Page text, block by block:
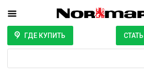
ГДЕ КУПИТЬ